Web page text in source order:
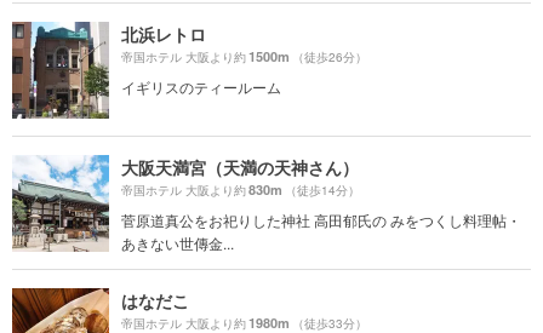
北浜レトロ
帝国ホテル 大阪より約1500m （徒歩26分）
イギリスのティールーム
大阪天満宮（天満の天神さん）
帝国ホテル 大阪より約830m （徒歩14分）
菅原道真公をお祀りした神社 高田郁氏の みをつくし料理帖・
あきない世傳金...
はなだこ
帝国ホテル 大阪より約1980m （徒歩33分）